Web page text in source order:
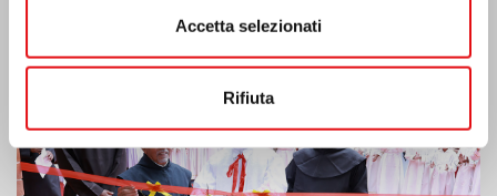
Accetta selezionati
Rifiuta